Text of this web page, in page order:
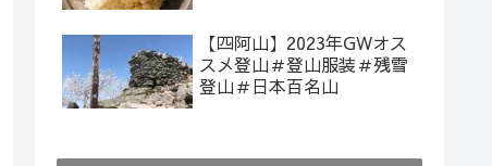
【四阿山】2023年GWオス
スメ登山＃登山服装＃残雪
登山＃日本百名山